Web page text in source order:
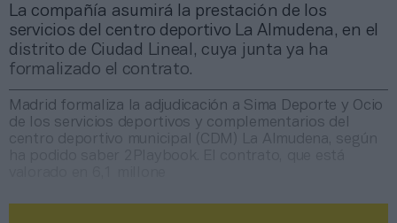
La compañía asumirá la prestación de los
servicios del centro deportivo La Almudena, en el
distrito de Ciudad Lineal, cuya junta ya ha
formalizado el contrato.
Madrid formaliza la adjudicación a Sima Deporte y Ocio
de los servicios deportivos y complementarios del
centro deportivo municipal (CDM) La Almudena, según